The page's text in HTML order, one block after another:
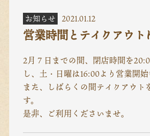
お知らせ 2021.01.12
営業時間とテイクアウト
2月７日までの間、閉店時間を
し、土・日曜は16:00より営業開始
また、しばらくの間テイクアウト
す。
是非、ご利用くださいませ。